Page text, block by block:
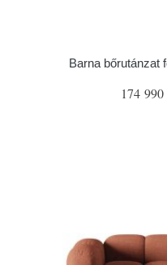
Barna bőrutánzat
174